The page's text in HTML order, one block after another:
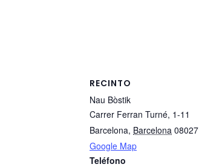
RECINTO
Nau Bòstik
Carrer Ferran Turné, 1-11
Barcelona, Barcelona 08027
Google Map
Teléfono